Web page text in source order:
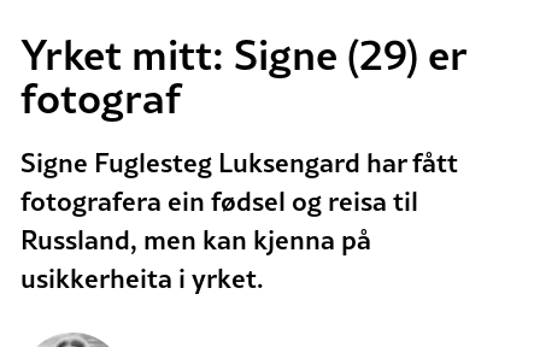
Yrket mitt: Signe (29) er
fotograf
Signe Fuglesteg Luksengard har fått
fotografera ein fødsel og reisa til
Russland, men kan kjenna på
usikkerheita i yrket.